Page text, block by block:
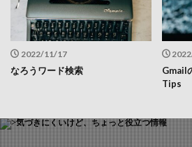
2022/11/17
なろうワード検索
Gmail
Tips